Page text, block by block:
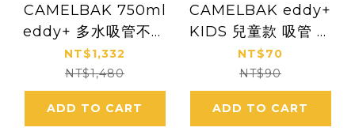
CAMELBAK 750ml
eddy+ 多水吸管不銹
鋼保溫保冰瓶
NT$1,332
NT$1,480
ADD TO CART
CAMELBAK eddy+
KIDS 兒童款 吸管 替
換 單入 (400ml以下
適用)
NT$70
NT$90
ADD TO CART